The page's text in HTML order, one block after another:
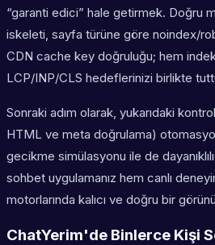
“garanti edici” hale getirmek. Doğru
iskeleti, sayfa türüne göre noindex/
CDN cache key doğruluğu; hem
LCP/INP/CLS hedeflerinizi birlikte
Sonraki adım olarak, yukarıdaki
HTML ve meta doğrulama)
gecikme simülasyonu ile de
sohbet uygulamanız hem canlı
motorlarında kalıcı ve doğru bir
ChatYerim'de Binlerce Kişi